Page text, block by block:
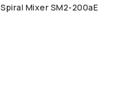
Spiral Mixer SM2-200aE